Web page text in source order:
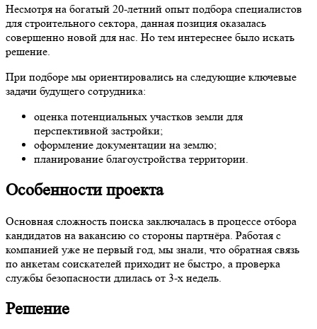
Несмотря на богатый 20-летний опыт подбора специалистов
для строительного сектора, данная позиция оказалась
совершенно новой для нас. Но тем интереснее было искать
решение.
При подборе мы ориентировались на следующие ключевые
задачи будущего сотрудника:
оценка потенциальных участков земли для
перспективной застройки;
оформление документации на землю;
планирование благоустройства территории.
Особенности проекта
Основная сложность поиска заключалась в процессе отбора
кандидатов на вакансию со стороны партнёра. Работая с
компанией уже не первый год, мы знали, что обратная связь
по анкетам соискателей приходит не быстро, а проверка
службы безопасности длилась от 3-х недель.
Решение